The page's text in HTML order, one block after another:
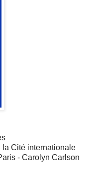
Cité internationale
- Carolyn Carlson